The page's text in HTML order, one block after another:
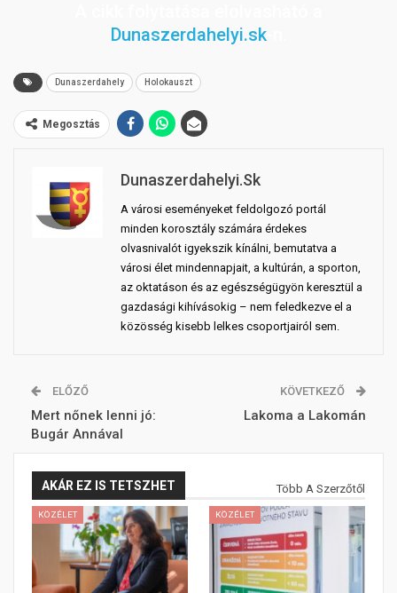
Dunaszerdahelyi.sk-n.
Dunaszerdahely Holokauszt
Megosztás
Dunaszerdahelyi.sk
A városi eseményeket feldolgozó portál
minden korosztály számára érdekes
olvasnivalót igyekszik kínálni, bemutatva a
városi élet mindennapjait, a kultúrán, a sporton,
az oktatáson és az egészségügyön keresztül a
gazdasági kihívásokig – nem feledkezve el a
közösség kisebb lelkes csoportjairól sem.
ELŐZŐ
Mert nőnek lenni jó:
Bugár Annával
KÖVETKEZŐ
Lakoma a Lakomán
AKÁR EZ IS TETSZHET Több A Szerzőtől
KÖZÉLET KÖZÉLET